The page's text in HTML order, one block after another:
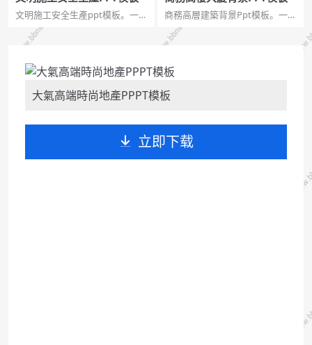
文明施工安全生產ppt模板。一套
與施工安全相關的幻燈片模板，
可用於安全管理體系和事故應急
預案的培訓。...
商務高層建築背景Ppt模板。一套
大氣的商務幻燈片模板，商務樓
宇高層背景，適合房地產行業主
題呈現。...
大氣高端時尚地產PPPT模板
立即下载